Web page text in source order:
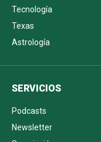
Tecnología
Texas
Astrología
SERVICIOS
Podcasts
Newsletter